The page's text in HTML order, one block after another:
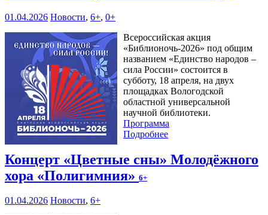
01.04.2026 Новости, 6+, 0+
Всероссийская акция
«Библионочь-2026» под общим
названием «Единство народов –
сила России» состоится в
субботу, 18 апреля, на двух
площадках Вологодской
областной универсальной
научной библиотеки.
Программа
Подробнее
Концерт «Цветные сны» Молодёжного
хора «Полигимния» 6+
01.04.2026 Новости, 6+